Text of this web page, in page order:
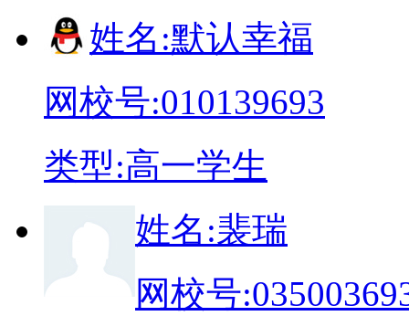
姓名:默认幸福
网校号:010139693
类型:高一学生
姓名:裴瑞
网校号: